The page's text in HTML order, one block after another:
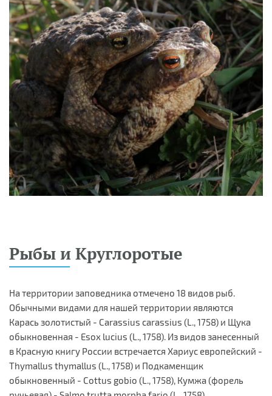
Рыбы и Круглоротые
На территории заповедника отмечено 18 видов рыб.
Обычными видами для нашей территории являются
Карась золотистый - Carassius carassius (L., 1758) и Щука
обыкновенная - Esox lucius (L., 1758). Из видов занесенный
в Красную книгу России встречается Хариус европейский -
Thymallus thymallus (L., 1758) и Подкаменщик
обыкновенный - Cottus gobio (L., 1758), Кумжа (форель